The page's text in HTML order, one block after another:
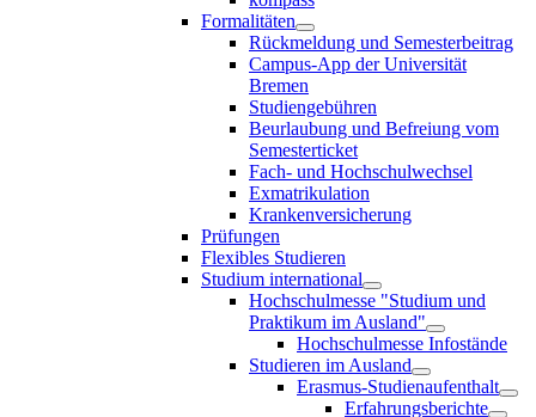
Formalitäten
Rückmeldung und Semesterbeitrag
Campus-App der Universität
Bremen
Studiengebühren
Beurlaubung und Befreiung vom
Semesterticket
Fach- und Hochschulwechsel
Exmatrikulation
Krankenversicherung
Prüfungen
Flexibles Studieren
Studium international
Hochschulmesse "Studium und
Praktikum im Ausland"
Hochschulmesse Infostände
Studieren im Ausland
Erasmus-Studienaufenthalt
Erfahrungsberichte